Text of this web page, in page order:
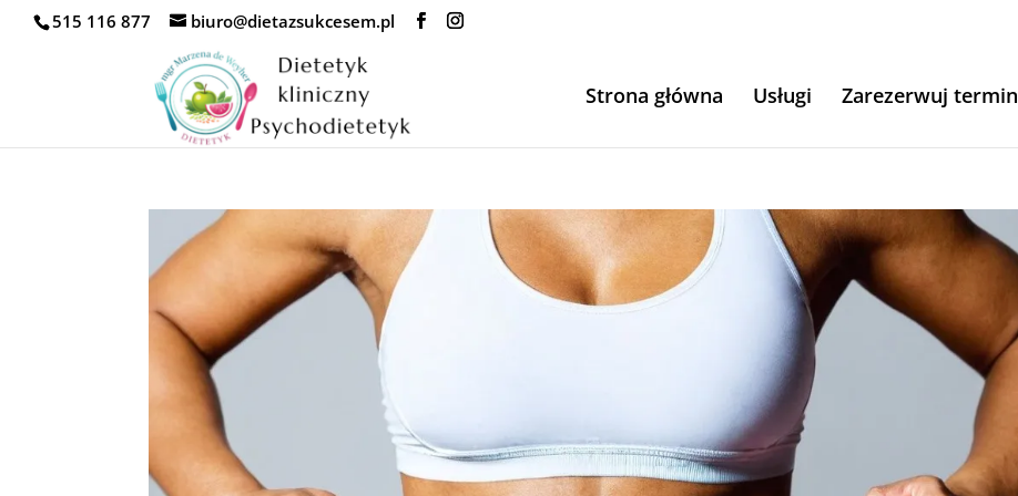
515 116 877 biuro@dietazsukcesem.pl
Strona główna Usługi Zarezerwuj termin